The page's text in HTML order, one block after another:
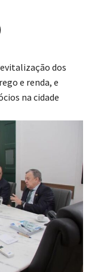
dos
e renda, e
na cidade